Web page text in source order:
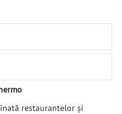
restaurantelor și